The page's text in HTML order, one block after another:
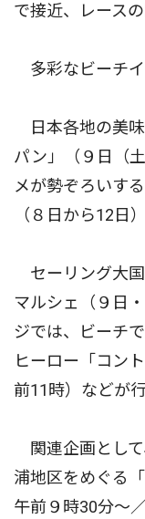
で接近、レース
多彩なビーチイ
日本各地の美味
パン」（９日（
メが勢ぞろいす
（８日から12日
セーリング大
マルシェ（９日
ジでは、ビーチ
ヒーロー「コン
前11時）などが行
関連企画とし
浦地区をめぐる
午前９時30分〜